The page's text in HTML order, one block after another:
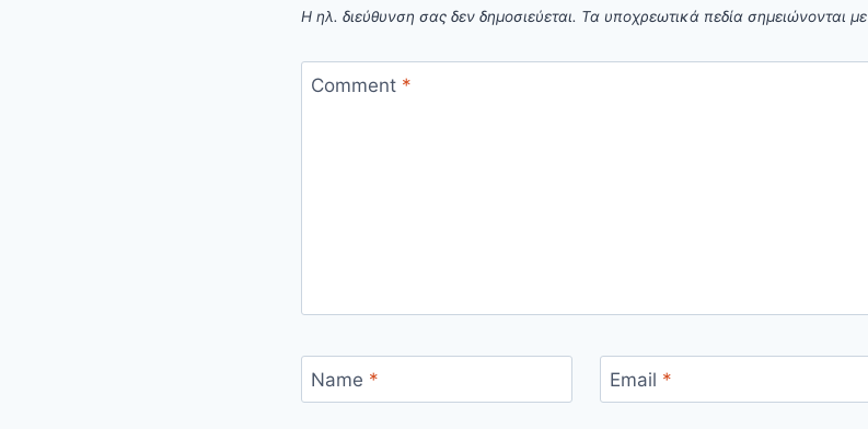
Η ηλ. διεύθυνση σας δεν δημοσιεύεται. Τα υποχρεωτικά πεδία σημειώνονται με
Comment *
Name * Email *